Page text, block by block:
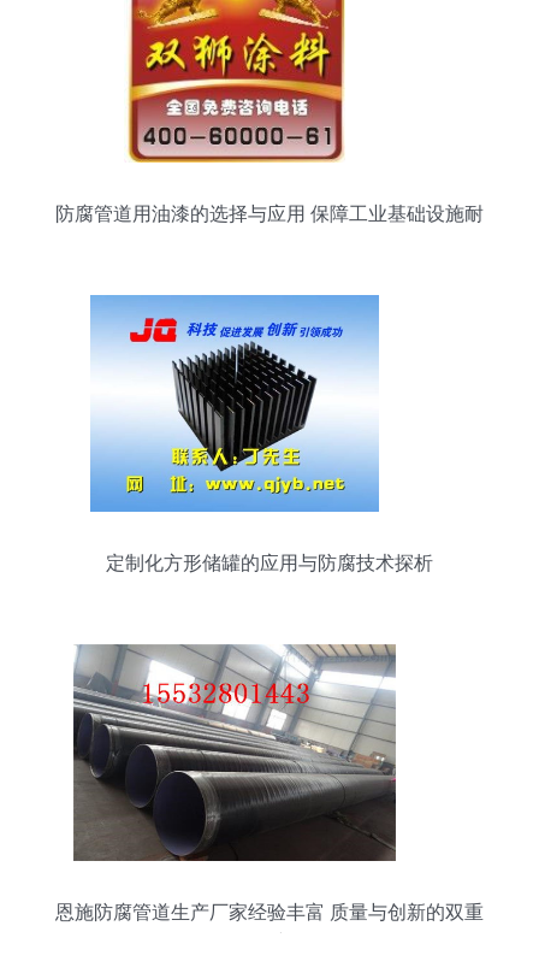
防腐管道用油漆的选择与应用 保障工业基础设施耐
定制化方形储罐的应用与防腐技术探析
恩施防腐管道生产厂家经验丰富 质量与创新的双重